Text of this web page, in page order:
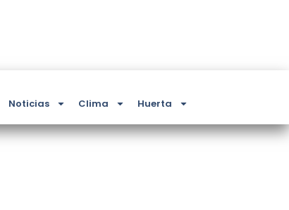
Noticias Clima Huerta